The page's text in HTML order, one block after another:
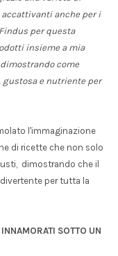
anche per i
per questa
insieme a mia
come
gustosa e nutriente per
l'immaginazione
di ricette che non solo
dimostrando che il
per tutta la
SOTTO UN